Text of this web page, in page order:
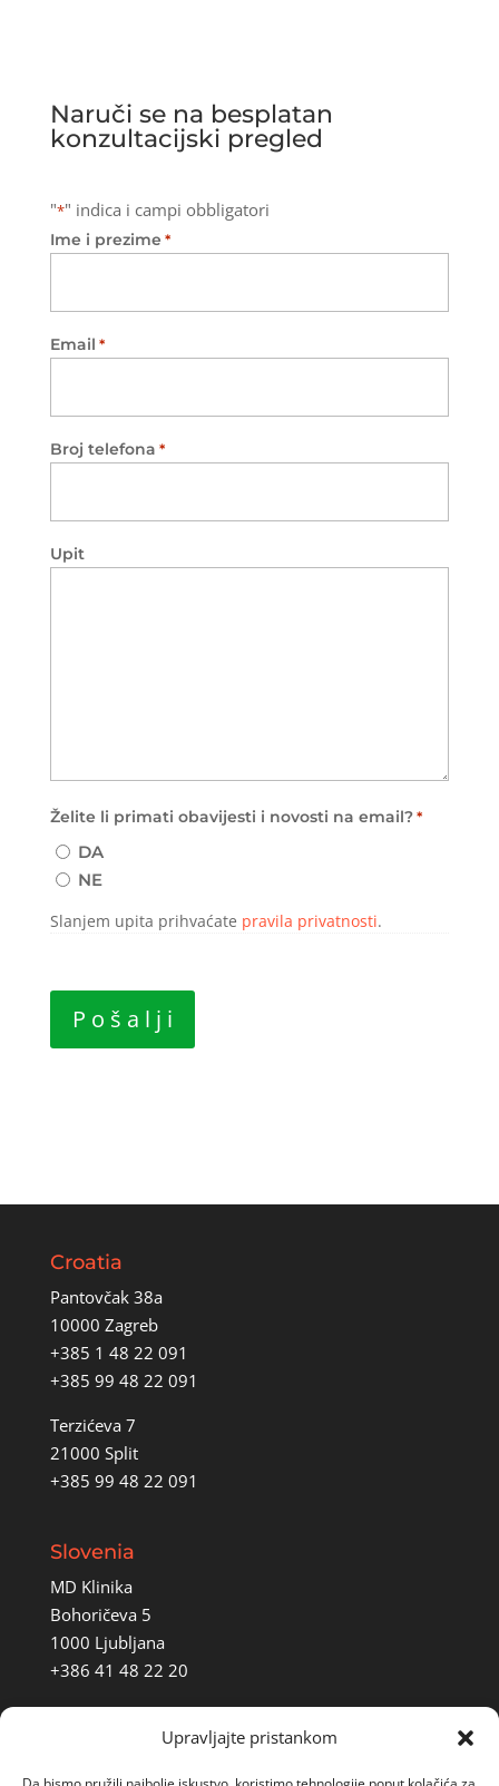
Upravljajte pristankom
Naruči se na besplatan
konzultacijski pregled
"*" indica i campi obbligatori
Ime i prezime *
Email *
Broj telefona *
Upit
Želite li primati obavijesti i novosti na email? *
DA
NE
Slanjem upita prihvaćate pravila privatnosti.
Croatia
Pantovčak 38a
10000 Zagreb
+385 1 48 22 091
+385 99 48 22 091
Terzićeva 7
21000 Split
+385 99 48 22 091
Slovenia
MD Klinika
Bohoričeva 5
1000 Ljubljana
+386 41 48 22 20
Corso Sempione 10